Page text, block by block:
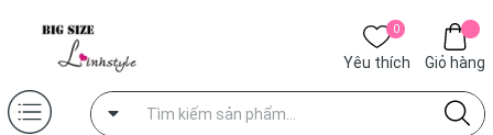
0
Yêu thích Giỏ hàng